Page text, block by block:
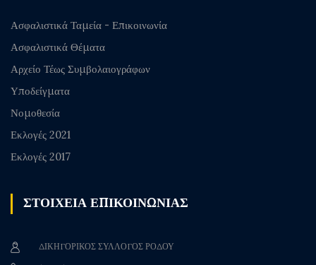
Ασφαλιστικά Ταμεία - Επικοινωνία
Ασφαλιστικά Θέματα
Αρχείο Τέως Συμβολαιογράφων
Υποδείγματα
Νομοθεσία
Εκλογές 2021
Εκλογές 2017
ΣΤΟΙΧΕΙΑ ΕΠΙΚΟΙΝΩΝΙΑΣ
ΔΙΚΗΓΟΡΙΚΟΣ ΣΥΛΛΟΓΟΣ ΡΟΔΟΥ